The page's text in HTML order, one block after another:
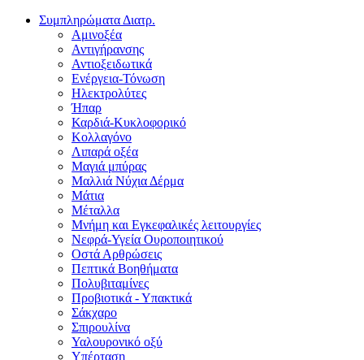
Συμπληρώματα Διατρ.
Αμινοξέα
Αντιγήρανσης
Αντιοξειδωτικά
Ενέργεια-Τόνωση
Ηλεκτρολύτες
Ήπαρ
Καρδιά-Κυκλοφορικό
Κολλαγόνο
Λιπαρά οξέα
Μαγιά μπύρας
Μαλλιά Νύχια Δέρμα
Μάτια
Μέταλλα
Μνήμη και Εγκεφαλικές λειτουργίες
Νεφρά-Υγεία Ουροποιητικού
Οστά Αρθρώσεις
Πεπτικά Βοηθήματα
Πολυβιταμίνες
Προβιοτικά - Υπακτικά
Σάκχαρο
Σπιρουλίνα
Υαλουρονικό οξύ
Υπέρταση